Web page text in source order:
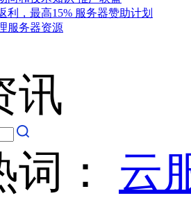
利，最高15% 服务器赞助计划
服务器资源
讯
： 云